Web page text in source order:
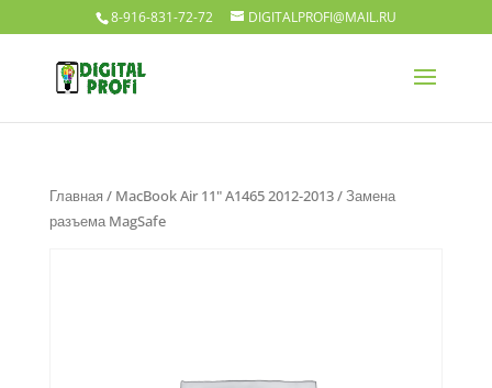
8-916-831-72-72 DIGITALPROFI@MAIL.RU
Главная / MacBook Air 11" A1465 2012-2013/ Замена
разъема MagSafe